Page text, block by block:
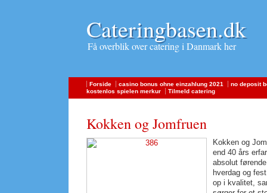
Cateringbasen.dk
Cateringbasen.dk
Få overblik over catering i Danmark her
Forside casino bonus ohne einzahlung 2021
no deposit
kostenlos spielen merkur
Tilmeld catering
Kokken og Jomfruen
Kokken og
end 40 års
absolut
hverdag og
op i kvalitet,